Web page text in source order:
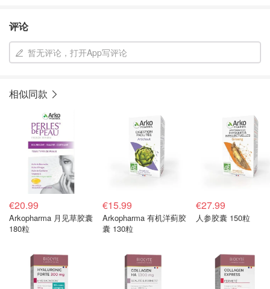
评论
暂无评论，打开App写评论
相似同款
€20.99
Arkopharma 月见草胶囊
180粒
€15.99
Arkopharma 有机洋蓟胶
囊 130粒
€27.99
人参胶囊 150粒